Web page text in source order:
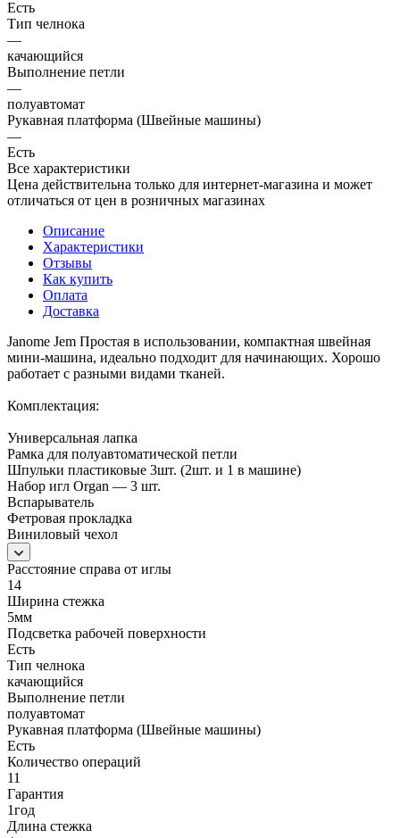
Есть
Тип челнока
—
качающийся
Выполнение петли
—
полуавтомат
Рукавная платформа (Швейные машины)
—
Есть
Все характеристики
Цена действительна только для интернет-магазина и может
отличаться от цен в розничных магазинах
Описание
Характеристики
Отзывы
Как купить
Оплата
Доставка
Janome Jem Простая в использовании, компактная швейная
мини-машина, идеально подходит для начинающих. Хорошо
работает с разными видами тканей.
Комплектация:
Универсальная лапка
Рамка для полуавтоматической петли
Шпульки пластиковые 3шт. (2шт. и 1 в машине)
Набор игл Organ — 3 шт.
Вспарыватель
Фетровая прокладка
Виниловый чехол
Расстояние справа от иглы
14
Ширина стежка
5мм
Подсветка рабочей поверхности
Есть
Тип челнока
качающийся
Выполнение петли
полуавтомат
Рукавная платформа (Швейные машины)
Есть
Количество операций
11
Гарантия
1год
Длина стежка